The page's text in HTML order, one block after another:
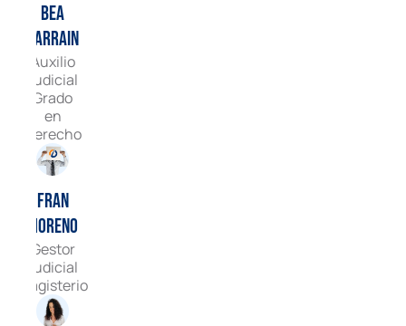
Bea
Garrain
Auxilio
Judicial
Grado
en
Derecho
Fran
Moreno
Gestor
Judicial
Magisterio